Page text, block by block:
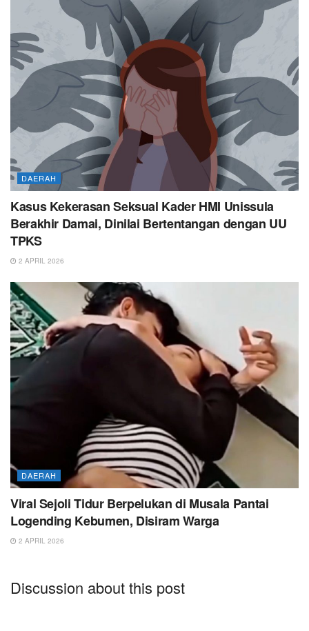
DAERAH
Kasus Kekerasan Seksual Kader HMI Unissula
Berakhir Damai, Dinilai Bertentangan dengan UU
TPKS
2 APRIL 2026
DAERAH
Viral Sejoli Tidur Berpelukan di Musala Pantai
Logending Kebumen, Disiram Warga
2 APRIL 2026
Discussion about this post